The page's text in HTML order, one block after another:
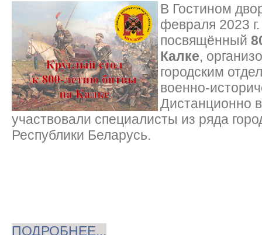
В Гостином
февраля 2023
посвящённый
Калке,
городским
военно-
Дистанционно
участвовали специалисты из ряда
Республики Беларусь.
ПОДРОБНЕЕ...